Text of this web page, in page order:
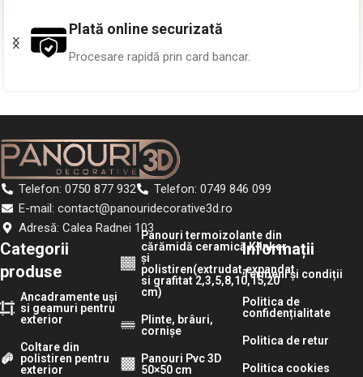
Plată online securizată
Procesare rapidă prin card bancar.
Telefon: 0750 877 932
Telefon: 0749 846 099
E-mail: contact@panouridecorative3d.ro
Adresă: Calea Radnei 103
Categorii
produse
Ancadramente uși
si geamuri pentru
exterior
Coltare din
polistiren pentru
exterior
Panouri termoizolante din
cărămidă ceramică Klinker
și
polistiren(extrudat,expandat
si grafitat 2,3,5,8,10,15,20
cm)
Plinte, brâuri,
cornișe
Panouri Pvc 3D
50×50 cm
Informații
Termeni și condiții
Politica de
confidențialitate
Politica de retur
Politica cookies